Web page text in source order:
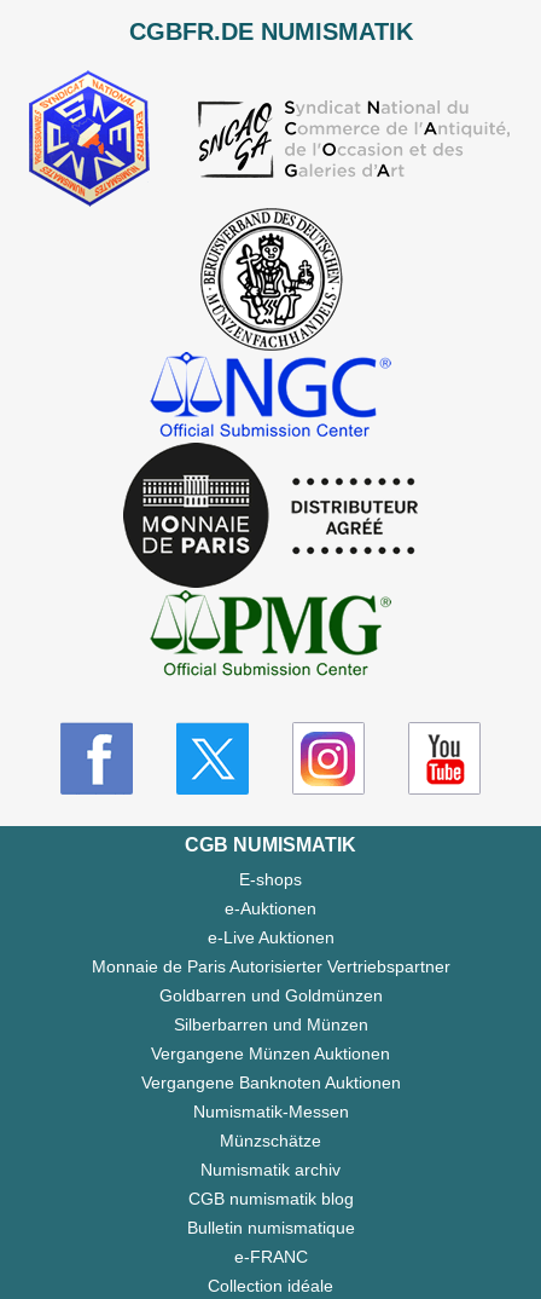
CGBFR.DE NUMISMATIK
CGB NUMISMATIK
E-shops
e-Auktionen
e-Live Auktionen
Monnaie de Paris Autorisierter Vertriebspartner
Goldbarren und Goldmünzen
Silberbarren und Münzen
Vergangene Münzen Auktionen
Vergangene Banknoten Auktionen
Numismatik-Messen
Münzschätze
Numismatik archiv
CGB numismatik blog
Bulletin numismatique
e-FRANC
Collection idéale